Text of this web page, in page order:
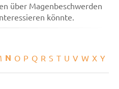
über Magenbeschwerden
könnte.
N O P Q R S T U V W X Y